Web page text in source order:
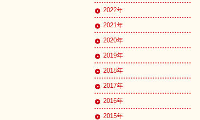
2022年
2021年
2020年
2019年
2018年
2017年
2016年
2015年